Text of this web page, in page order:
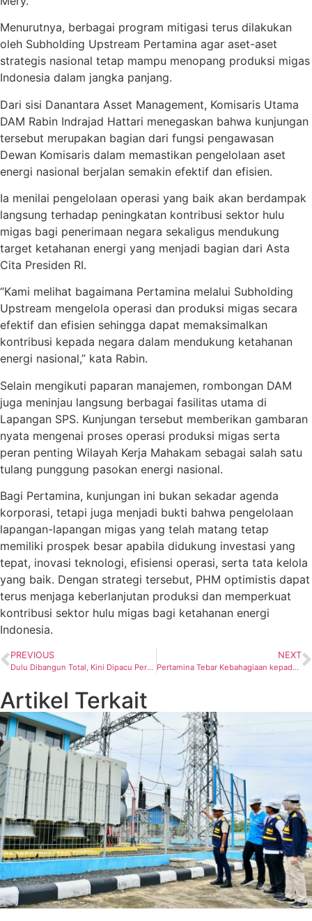
Menurutnya, berbagai program mitigasi terus dilakukan
oleh Subholding Upstream Pertamina agar aset-aset
strategis nasional tetap mampu menopang produksi migas
Indonesia dalam jangka panjang.
Dari sisi Danantara Asset Management, Komisaris Utama
DAM Rabin Indrajad Hattari menegaskan bahwa kunjungan
tersebut merupakan bagian dari fungsi pengawasan
Dewan Komisaris dalam memastikan pengelolaan aset
energi nasional berjalan semakin efektif dan efisien.
Ia menilai pengelolaan operasi yang baik akan berdampak
langsung terhadap peningkatan kontribusi sektor hulu
migas bagi penerimaan negara sekaligus mendukung
target ketahanan energi yang menjadi bagian dari Asta
Cita Presiden RI.
“Kami melihat bagaimana Pertamina melalui Subholding
Upstream mengelola operasi dan produksi migas secara
efektif dan efisien sehingga dapat memaksimalkan
kontribusi kepada negara dalam mendukung ketahanan
energi nasional,” kata Rabin.
Selain mengikuti paparan manajemen, rombongan DAM
juga meninjau langsung berbagai fasilitas utama di
Lapangan SPS. Kunjungan tersebut memberikan gambaran
nyata mengenai proses operasi produksi migas serta
peran penting Wilayah Kerja Mahakam sebagai salah satu
tulang punggung pasokan energi nasional.
Bagi Pertamina, kunjungan ini bukan sekadar agenda
korporasi, tetapi juga menjadi bukti bahwa pengelolaan
lapangan-lapangan migas yang telah matang tetap
memiliki prospek besar apabila didukung investasi yang
tepat, inovasi teknologi, efisiensi operasi, serta tata kelola
yang baik. Dengan strategi tersebut, PHM optimistis dapat
terus menjaga keberlanjutan produksi dan memperkuat
kontribusi sektor hulu migas bagi ketahanan energi
Indonesia.
PREVIOUS
Dulu Dibangun Total, Kini Dipacu Pertamina! Sisi Nubi Jadi Penopang Baru Lifting Gas Indonesia
NEXT
Pertamina Tebar Kebahagiaan kepada Masyarakat Lewat SESAMA dan PUSAKO
Artikel Terkait